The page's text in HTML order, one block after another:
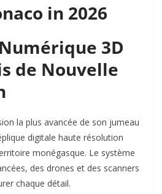
in 2026
3D
de Nouvelle
la plus avancée de son jumeau
digitale haute résolution
monégasque. Le système
des drones et des scanners
chaque détail.​